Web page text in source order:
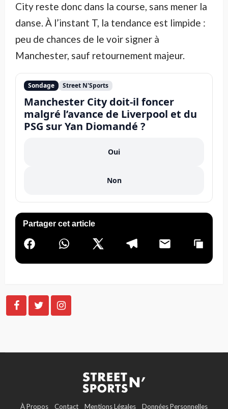
City reste donc dans la course, sans mener la
danse. À l’instant T, la tendance est limpide :
peu de chances de le voir signer à
Manchester, sauf retournement majeur.
Sondage Street N'Sports
Manchester City doit-il foncer
malgré l’avance de Liverpool et du
PSG sur Yan Diomandé ?
Oui
Non
Partager cet article
À Propos Contact Mentions Légales Données Personnelles